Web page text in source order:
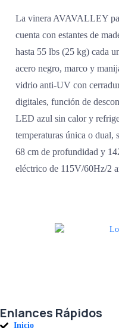
La vinera AVAVALLEY
cuenta con estantes de
hasta 55 lbs (25 kg) cada
acero negro, marco y
vidrio anti-UV con
digitales, función de
LED azul sin calor y
temperaturas única o dual,
68 cm de profundidad y
eléctrico de 115V/60Hz/2
Enlances Rápidos
Inicio